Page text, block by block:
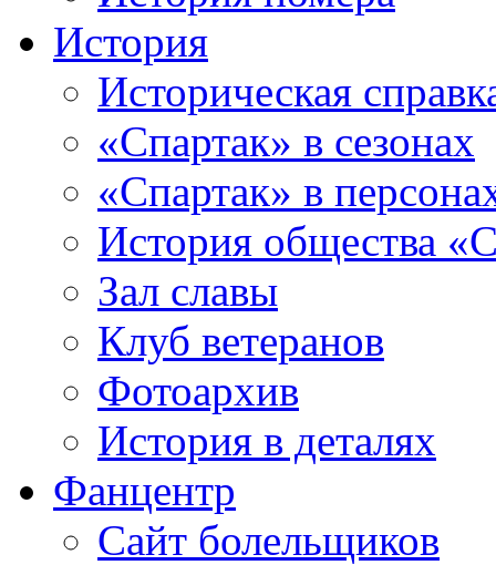
История
Историческая
«Спартак» в сезонах
«Спартак» в
История общества
Зал славы
Клуб ветеранов
Фотоархив
История в деталях
Фанцентр
Сайт болельщиков